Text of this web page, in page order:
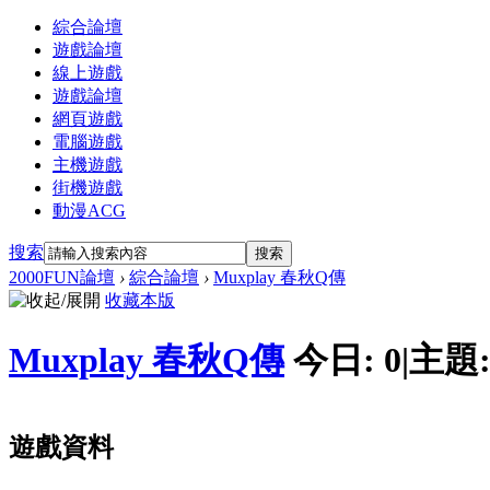
綜合論壇
遊戲論壇
線上遊戲
遊戲論壇
網頁遊戲
電腦遊戲
主機遊戲
街機遊戲
動漫ACG
搜索 搜索
2000FUN論壇 › 綜合論壇 › Muxplay 春秋Q傳
收藏本版
Muxplay 春秋Q傳 今日: 0|主
遊戲資料